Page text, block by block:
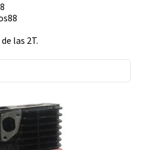
las 2T.